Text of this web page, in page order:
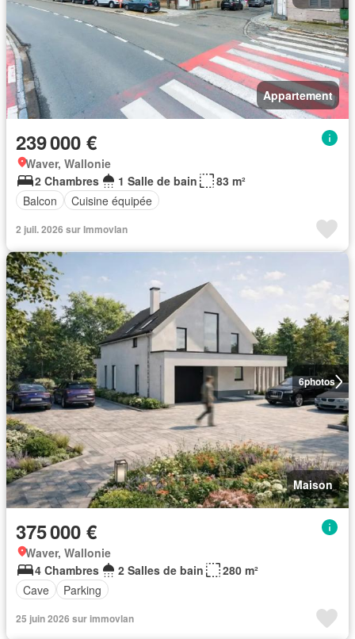
Appartement
239 000 €
Waver, Wallonie
2 Chambres
1 Salle de bain
83 m²
Balcon
Cuisine équipée
2 juil. 2026 sur Immovlan
6photos
Maison
375 000 €
Waver, Wallonie
4 Chambres
2 Salles de bain
280 m²
Cave
Parking
25 juin 2026 sur immovlan